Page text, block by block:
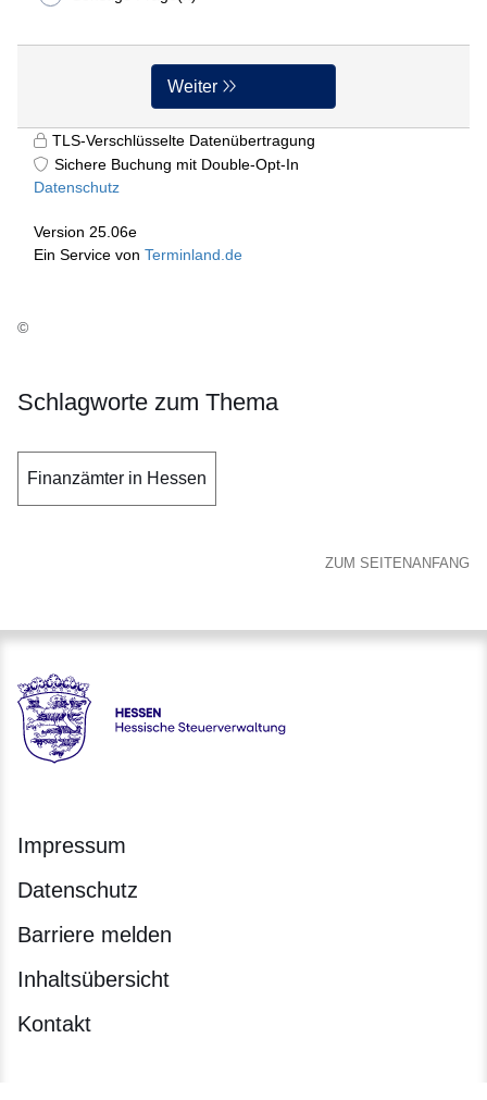
©
Schlagworte zum Thema
Finanzämter in Hessen
ZUM SEITENANFANG
Hessen - Hessische Steuerverwaltung
Impressum
Datenschutz
Barriere melden
Inhaltsübersicht
Kontakt